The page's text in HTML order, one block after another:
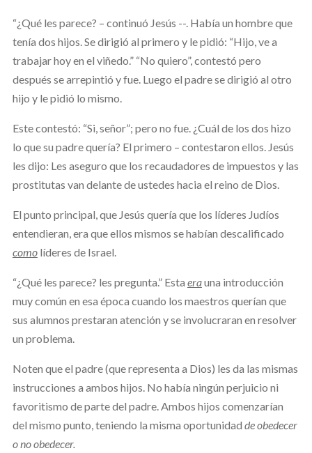
“¿Qué les parece? – continuó Jesús --. Había un hombre que
tenía dos hijos. Se dirigió al primero y le pidió: “Hijo, ve a
trabajar hoy en el viñedo.” “No quiero”, contestó pero
después se arrepintió y fue. Luego el padre se dirigió al otro
hijo y le pidió lo mismo.
Este contestó: “Si, señor”; pero no fue. ¿Cuál de los dos hizo
lo que su padre quería? El primero – contestaron ellos. Jesús
les dijo: Les aseguro que los recaudadores de impuestos y las
prostitutas van delante de ustedes hacia el reino de Dios.
El punto principal, que Jesús quería que los líderes Judíos
entendieran, era que ellos mismos se habían descalificado
comolíderes de Israel.
“¿Qué les parece? les pregunta.” Esta erauna introducción
muy común en esa época cuando los maestros querían que
sus alumnos prestaran atención y se involucraran en resolver
un problema.
Noten que el padre (que representa a Dios) les da las mismas
instrucciones a ambos hijos. No había ningún perjuicio ni
favoritismo de parte del padre. Ambos hijos comenzarían
del mismo punto, teniendo la misma oportunidad de obedecer
o no obedecer.